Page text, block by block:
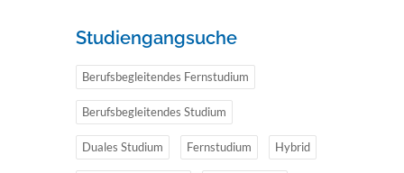
Studiengangsuche
Berufsbegleitendes Fernstudium
Berufsbegleitendes Studium
Duales Studium Fernstudium Hybrid